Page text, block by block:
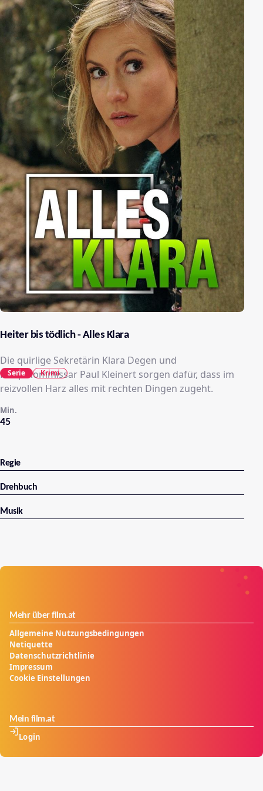
Heiter bis tödlich - Alles Klara
Die quirlige Sekretärin Klara Degen und
Hauptkommissar Paul Kleinert sorgen dafür, dass im
reizvollen Harz alles mit rechten Dingen zugeht.
45
Min.
Serie Krimi
Regie
Drehbuch
Musik
Mehr über film.at
Allgemeine Nutzungsbedingungen
Netiquette
Datenschutzrichtlinie
Impressum
Cookie Einstellungen
Mein film.at
Login